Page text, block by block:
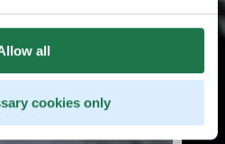
all
cookies only